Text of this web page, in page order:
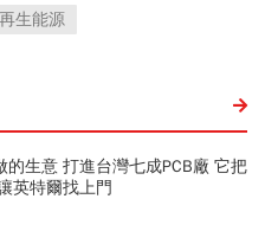
再生能源
的生意 打進台灣七成PCB廠 它把
英特爾找上門